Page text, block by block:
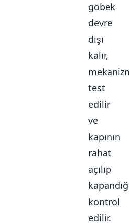
göbek
devre
dışı
kalır,
test
edilir
ve
kapının
rahat
açılıp
kontrol
edilir.